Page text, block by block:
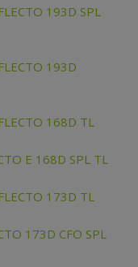
193D SPL
193D
168D TL
E 168D SPL TL
173D TL
173D CFO SPL